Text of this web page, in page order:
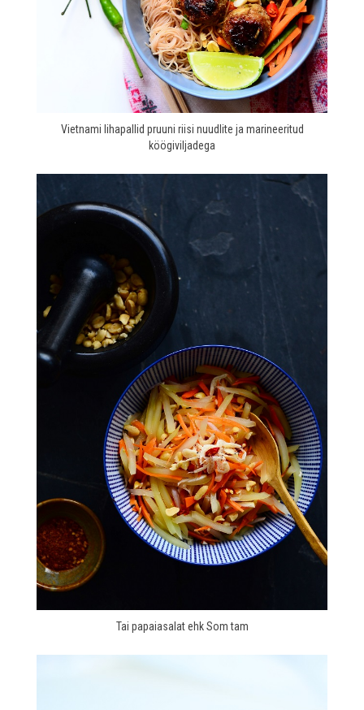
Vietnami lihapallid pruuni riisi nuudlite ja marineeritud
köögiviljadega
Tai papaiasalat ehk Som tam